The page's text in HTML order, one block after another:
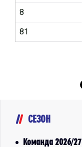
8
81
СЕЗОН
Команда 2026/27